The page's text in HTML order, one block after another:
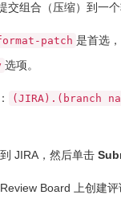
交组合（压缩）到一
patch 是首选
选项。
(JIRA).(branch
JIRA，然后单击
Board 上创建